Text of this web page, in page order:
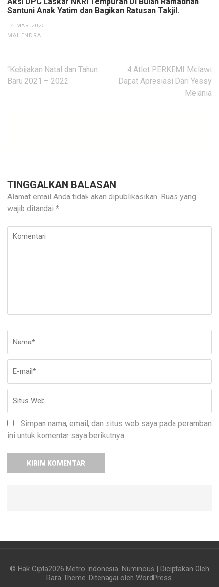
Santuni Anak Yatim dan Bagikan Ratusan Takjil.
14 MAR 2025
MAHENDRA
Navigasi
pos
“Kebijakan Natal dan Tahun
Baru 2021 – 2022
4 Atlet PERKEMI Melawi
Dapat Apresiasi Dari Yessy
Melania
TINGGALKAN BALASAN
Alamat email Anda tidak akan dipublikasikan. Ruas yang
wajib ditandai *
Komentari
Simpan nama, email, dan situs web saya pada peramban
ini untuk komentar saya berikutnya.
© Hak Cipta2026 Metro Indonesia. Numinous | Diciptakan Oleh
Rara Theme. Ditenagai oleh WordPress.